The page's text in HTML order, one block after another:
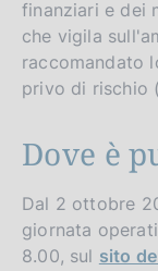
finanziari e dei
che vigila
raccomandato
privo di rischio
Dove è
Dal 2 ottobre
giornata
8.00, sul sito